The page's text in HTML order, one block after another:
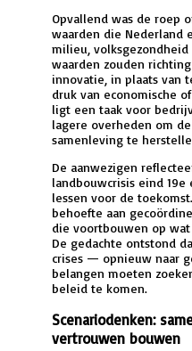
Opvallend was de roep
waarden die Nederland
milieu,
waarden zouden
innovatie, in plaats van
druk van economische
ligt een taak voor
lagere overheden om
samenleving te
De aanwezigen
landbouwcrisis eind
lessen voor de
behoefte aan
die voortbouwen op
De gedachte ontstond
crises — opnieuw naar
belangen moeten
beleid te komen.
Scenariodenken:
vertrouwen bouwen